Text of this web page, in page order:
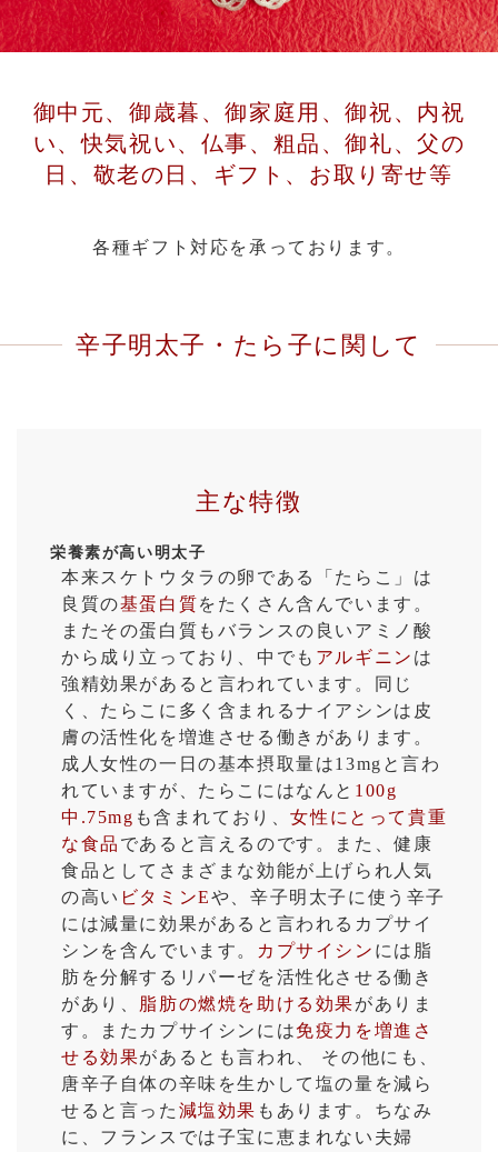
御中元、御歳暮、御家庭用、御祝、内祝
い、快気祝い、仏事、粗品、御礼、父の
日、敬老の日、ギフト、お取り寄せ等
各種ギフト対応を承っております。
辛子明太子・たら子に関して
主な特徴
栄養素が高い明太子
本来スケトウタラの卵である「たらこ」は
良質の基蛋白質をたくさん含んでいます。
またその蛋白質もバランスの良いアミノ酸
から成り立っており、中でも アルギニン は
強精効果があると言われています。同じ
く、たらこに多く含まれるナイアシンは皮
膚の活性化を増進させる働きがあります。
成人女性の一日の基本摂取量は13mgと言わ
れていますが、たらこにはなんと 100g
中.75mg も含まれており、女性にとって貴重
な食品 であると言えるのです。また、健康
食品としてさまざまな効能が上げられ人気
の高い ビタミンEや、辛子明太子に使う辛子
には減量に効果があると言われるカプサイ
シンを含んでいます。
カプサイシン には脂
肪を分解するリパーゼを活性化させる働き
があり、
脂肪の燃焼を助ける効果がありま
す。またカプサイシンには免疫力を増進さ
せる効果があるとも言われ、 その他にも、
唐辛子自体の辛味を生かして塩の量を減ら
せると言った 減塩効果 もあります。ちなみ
に、フランスでは子宝に恵まれない夫婦